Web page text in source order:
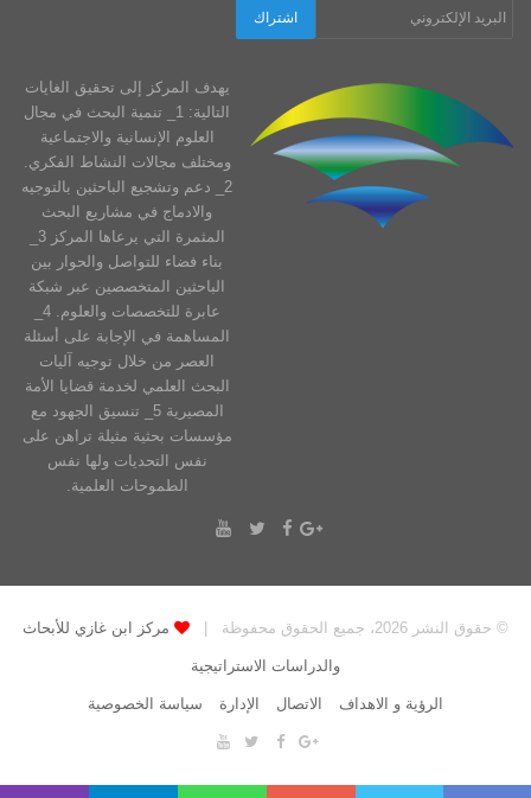
يهدف المركز إلى تحقيق الغايات
التالية: 1_ تنمية البحث في مجال
العلوم الإنسانية والاجتماعية
ومختلف مجالات النشاط الفكري.
2_ دعم وتشجيع الباحثين بالتوجيه
والادماج في مشاريع البحث
بناء فضاء للتواصل والحوار بين
الباحثين المتخصصين عبر شبكة
المساهمة في الإجابة على أسئلة
العصر من خلال توجيه آليات
البحث العلمي لخدمة قضايا الأمة
المصيرية 5_ تنسيق الجهود مع
مؤسسات بحثية مثيلة تراهن على
نفس التحديات ولها نفس
الطموحات العلمية.
© حقوق النشر 2026، جميع الحقوق محفوظة | مركز ابن غازي للأبحاث
والدراسات الاستراتيجية
الرؤية و الاهداف الاتصال الإدارة سياسة الخصوصية